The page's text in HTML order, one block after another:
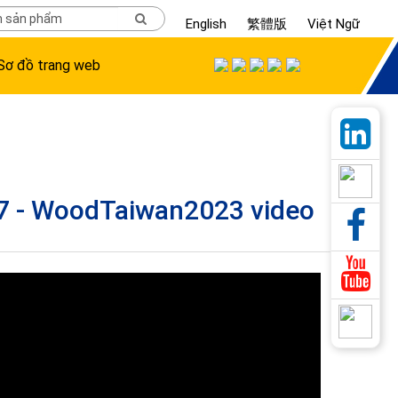
English 繁體版 Việt Ngữ
đồ trang web
- WoodTaiwan2023 video